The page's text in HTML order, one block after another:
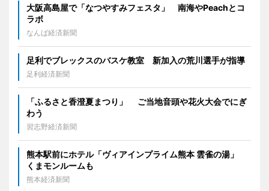
大阪高島屋で「なつやすみフェスタ」 南海やPeachとコ
ラボ
なんば経済新聞
足利でブレックスのバスケ教室 新加入の荒川選手が指導
足利経済新聞
「ふるさと香澄夏まつり」 ご当地音頭や花火大会でにぎ
わう
習志野経済新聞
熊本駅前にホテル「ヴィアインプライム熊本 雲雀の湯」
くまモンルームも
熊本経済新聞